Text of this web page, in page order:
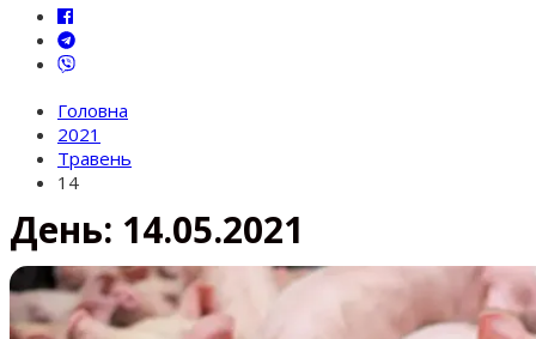
Головна
2021
Травень
14
День: 14.05.2021